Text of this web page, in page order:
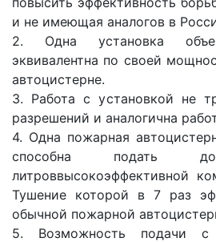
и не имеющая аналогов в
2. Одна установка
эквивалентна по своей
автоцистерне.
3. Работа с установкой не
разрешений и аналогична
4. Одна пожарная
способна
литроввысокоэффективной
Тушение которой в 7 раз
обычной пожарной
5. Возможность подачи с